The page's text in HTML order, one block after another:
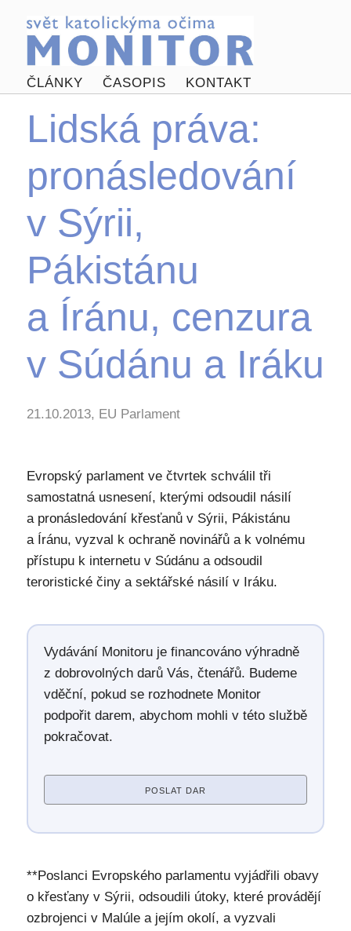
ČLÁNKY ČASOPIS KONTAKT
Lidská práva:
pronásledování
v Sýrii,
Pákistánu
a Íránu, cenzura
v Súdánu a Iráku
21.10.2013, EU Parlament
Evropský parlament ve čtvrtek schválil tři
samostatná usnesení, kterými odsoudil násilí
a pronásledování křesťanů v Sýrii, Pákistánu
a Íránu, vyzval k ochraně novinářů a k volnému
přístupu k internetu v Súdánu a odsoudil
teroristické činy a sektářské násilí v Iráku.
Vydávání Monitoru je financováno výhradně
z dobrovolných darů Vás, čtenářů. Budeme
vděční, pokud se rozhodnete Monitor
podpořit darem, abychom mohli v této službě
pokračovat.
POSLAT DAR
**Poslanci Evropského parlamentu vyjádřili obavy
o křesťany v Sýrii, odsoudili útoky, které provádějí
ozbrojenci v Malúle a jejím okolí, a vyzvali